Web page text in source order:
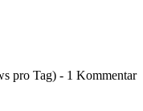
pro Tag) - 1 Kommentar